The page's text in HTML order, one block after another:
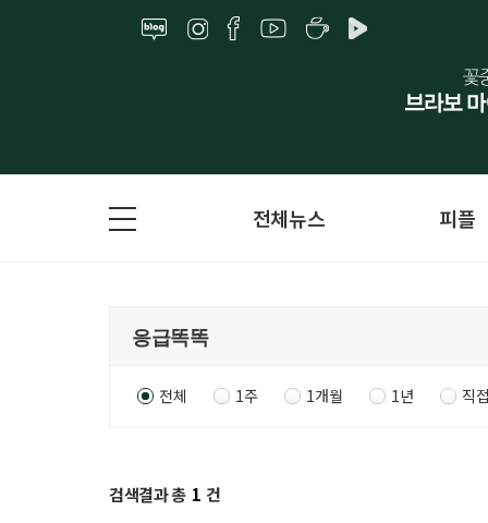
전체뉴스 피플
전체 1주 1개월 1년 직
검색결과 총 1 건